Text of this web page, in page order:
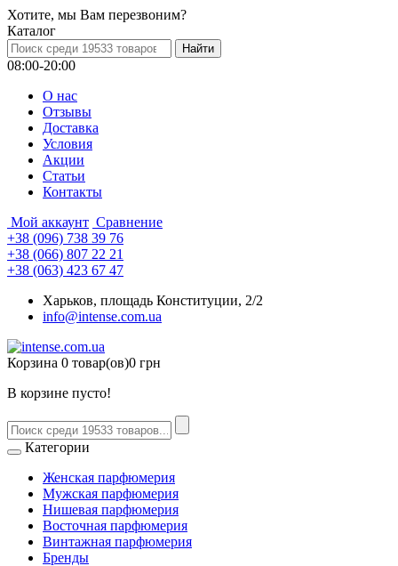
Хотите, мы Вам перезвоним?
Каталог
08:00-20:00
О нас
Отзывы
Доставка
Условия
Aкции
Статьи
Контакты
Мой аккаунт Сравнение
+38 (096) 738 39 76
+38 (066) 807 22 21
+38 (063) 423 67 47
Харьков, площадь Конституции, 2/2
info@intense.com.ua
Корзина 0 товар(ов)0 грн
В корзине пусто!
Категории
Женская парфюмерия
Мужская парфюмерия
Нишевая парфюмерия
Восточная парфюмерия
Винтажная парфюмерия
Бренды